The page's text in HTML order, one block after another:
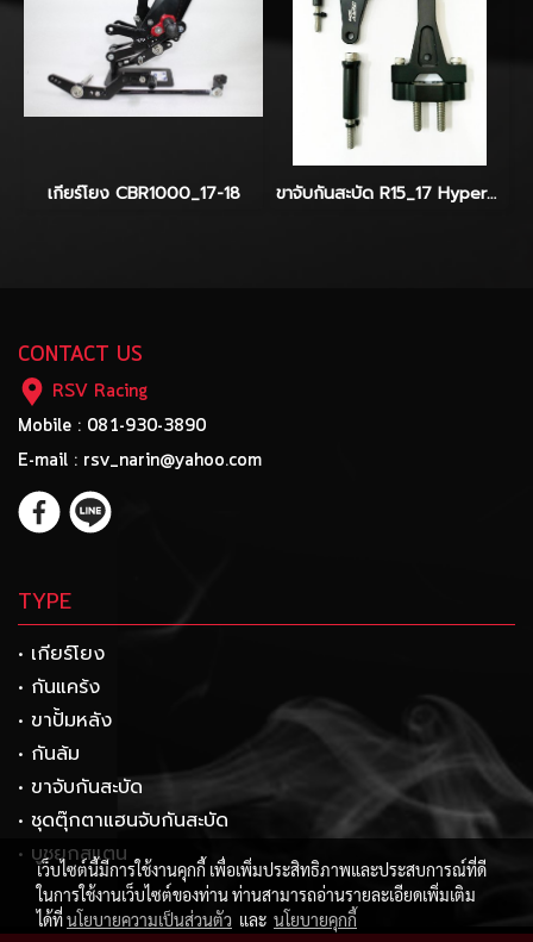
เกียร์โยง CBR1000_17-18 ขาจับกันสะบัด R15_17 Hyperpro
CONTACT US
RSV Racing
Mobile : 081-930-3890
E-mail : rsv_narin@yahoo.com
TYPE
• เกียร์โยง
• กันแคร้ง
• ขาปั้มหลัง
• กันล้ม
• ขาจับกันสะบัด
• ชุดตุ๊กตาแฮนจับกันสะบัด
• บูชยกสแตน
เว็บไซต์นี้มีการใช้งานคุกกี้ เพื่อเพิ่มประสิทธิภาพและประสบการณ์ที่ดี
ในการใช้งานเว็บไซต์ของท่าน ท่านสามารถอ่านรายละเอียดเพิ่มเติม
ได้ที่นโยบายความเป็นส่วนตัว และ นโยบายคุกกี้